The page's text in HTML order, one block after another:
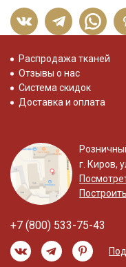
Распродажа тканей
Отзывы о нас
Система скидок
Доставка и оплата
г. Киров,
+7 (800) 533-75-43